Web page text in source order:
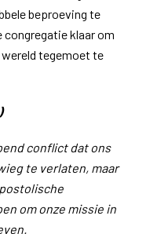
beproeving te
congregatie klaar om
wereld tegemoet te
conflict dat ons
te verlaten, maar
om onze missie in